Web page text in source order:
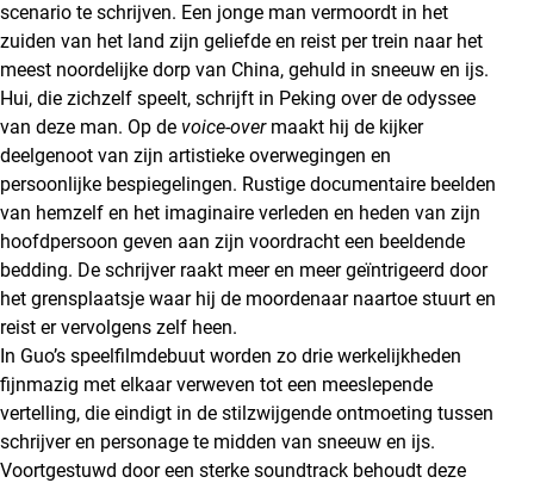
scenario te schrijven. Een jonge man vermoordt in het
zuiden van het land zijn geliefde en reist per trein naar het
meest noordelijke dorp van China, gehuld in sneeuw en ijs.
Hui, die zichzelf speelt, schrijft in Peking over de odyssee
van deze man. Op de voice-over maakt hij de kijker
deelgenoot van zijn artistieke overwegingen en
persoonlijke bespiegelingen. Rustige documentaire beelden
van hemzelf en het imaginaire verleden en heden van zijn
hoofdpersoon geven aan zijn voordracht een beeldende
bedding. De schrijver raakt meer en meer geïntrigeerd door
het grensplaatsje waar hij de moordenaar naartoe stuurt en
reist er vervolgens zelf heen.
In Guo’s speelfilmdebuut worden zo drie werkelijkheden
fijnmazig met elkaar verweven tot een meeslepende
vertelling, die eindigt in de stilzwijgende ontmoeting tussen
schrijver en personage te midden van sneeuw en ijs.
Voortgestuwd door een sterke soundtrack behoudt deze